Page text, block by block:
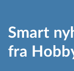
Smart
fra